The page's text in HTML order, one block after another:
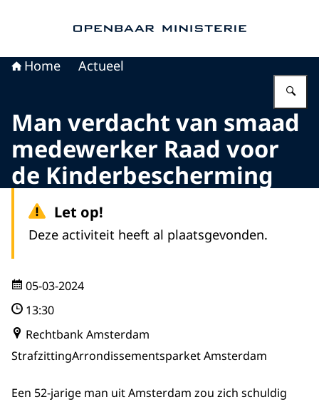
Home Actueel
Man verdacht van smaad
medewerker Raad voor
de Kinderbescherming
Let op!
Deze activiteit heeft al plaatsgevonden.
05-03-2024
13:30
Rechtbank Amsterdam
StrafzittingArrondissementsparket Amsterdam
Een 52-jarige man uit Amsterdam zou zich schuldig